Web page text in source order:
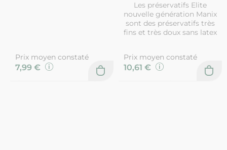
Prix moyen constaté
7,99 €
Les préservatifs Elite
nouvelle génération Manix
sont des préservatifs très
fins et très doux sans latex
Prix moyen constaté
10,61 €